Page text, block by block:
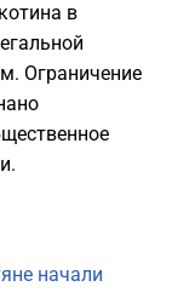
в
Ограничение
начали